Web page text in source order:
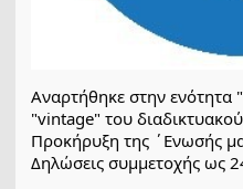
Αναρτήθηκε στην ενότητα
"vintage" του
Προκήρυξη της ΄Ενωσής
Δηλώσεις συμμετοχής ως